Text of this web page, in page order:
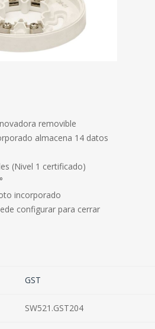
removible
almacena 14 datos
(Nivel 1 certificado)
incorporado
configurar para cerrar
GST
SW521.GST204